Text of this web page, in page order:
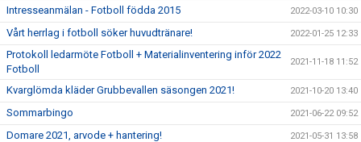
Intresseanmälan - Fotboll födda 2015 2022-03-10 10:30
Vårt herrlag i fotboll söker huvudtränare! 2022-01-25 12:33
Protokoll ledarmöte Fotboll + Materialinventering inför 2022
Fotboll
2021-11-18 11:52
Kvarglömda kläder Grubbevallen säsongen 2021! 2021-10-20 13:40
Sommarbingo 2021-06-22 09:52
Domare 2021, arvode + hantering! 2021-05-31 13:58